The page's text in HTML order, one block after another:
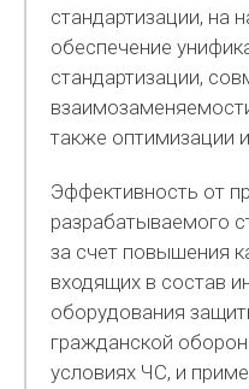
стандартизации, на
обеспечение
стандартизации,
также оптимизации
Эффективность от
разрабатываемого
за счет повышения
входящих в состав
оборудования
гражданской
условиях ЧС, и